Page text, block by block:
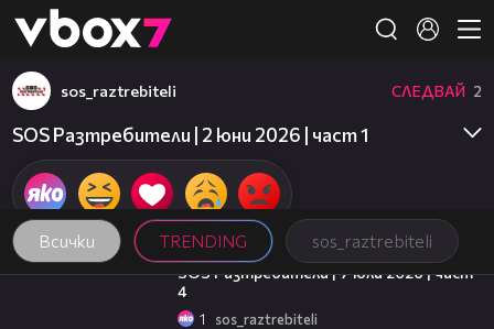
👾
Всички TRENDING sos_raztrebiteli
sos_raztrebiteli СЛЕДВАЙ 2
SOS Разтребители | 2 юни 2026 | част 1
15:13
SOS Разтребители | 7 юли 2026 | част
4
1 sos_raztrebiteli